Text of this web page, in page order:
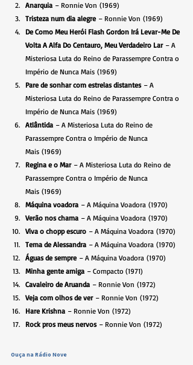
Anarquia – Ronnie Von (1969)
Tristeza num dia alegre – Ronnie Von (1969)
De Como Meu Herói Flash Gordon Irá Levar-Me De
Volta A Alfa Do Centauro, Meu Verdadeiro Lar – A
Misteriosa Luta do Reino de Parassempre Contra o
Império de Nunca Mais (1969)
Pare de sonhar com estrelas distantes – A
Misteriosa Luta do Reino de Parassempre Contra o
Império de Nunca Mais (1969)
Atlântida – A Misteriosa Luta do Reino de
Parassempre Contra o Império de Nunca
Mais (1969)
Regina e o Mar – A Misteriosa Luta do Reino de
Parassempre Contra o Império de Nunca
Mais (1969)
Máquina voadora – A Máquina Voadora (1970)
Verão nos chama – A Máquina Voadora (1970)
Viva o chopp escuro – A Máquina Voadora (1970)
Tema de Alessandra – A Máquina Voadora (1970)
Águas de sempre – A Máquina Voadora (1970)
Minha gente amiga – Compacto (1971)
Cavaleiro de Aruanda – Ronnie Von (1972)
Veja com olhos de ver – Ronnie Von (1972)
Hare Krishna – Ronnie Von (1972)
Rock pros meus nervos – Ronnie Von (1972)
Ouça na Rádio Nove